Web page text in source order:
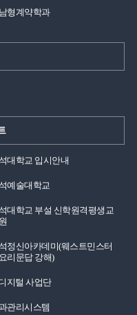
형계약학과
대학교 입시안내
예술대학교
대학교 부설 신학원격평생교
정신아카데미(웨스트민스터
리문답 강해)
지털 사업단
관리시스템